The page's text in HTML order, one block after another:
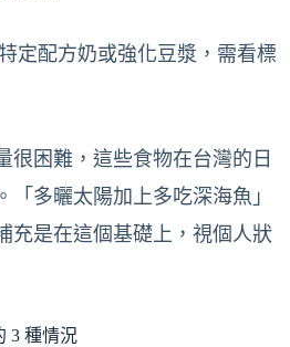
定配方奶或強化豆漿，需看標
很困難，這些食物在台灣的日
「多曬太陽加上多吃深海魚」
充是在這個基礎上，視個人狀
3 種情況